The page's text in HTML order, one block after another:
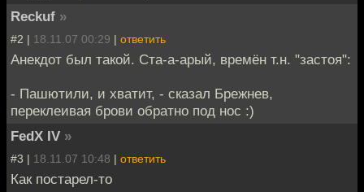
Reckuf »
#2 | 18.11.07 00:29 | ответить
Анекдот был такой. Ста-а-арый, времён т.н. "застоя":
- Пашютили, и хватит, - сказал Брежнев,
переклеивая брови обратно под нос :)
FedX IV »
#3 | 18.11.07 10:48 | ответить
Как постарел-то